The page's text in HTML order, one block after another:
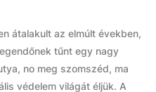
átalakult az elmúlt években,
tűnt egy nagy
no meg szomszéd, ma
védelem világát éljük. A